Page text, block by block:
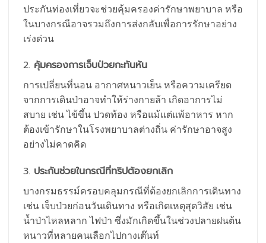
ประกันท่องเที่ยวจะช่วยคุ้มครองค่ารักษาพยาบาล หรือ
ในบางกรณีอาจรวมถึงการส่งกลับเพื่อการรักษาอย่าง
เร่งด่วน
2. คุ้มครองการเจ็บป่วยกะทันหัน
การเปลี่ยนที่นอน อากาศหนาวเย็น หรือความเครียด
จากการเดินป่าอาจทำให้ร่างกายล้า เกิดอาการไม่
สบาย เช่น ไข้ขึ้น ปวดท้อง หรือแม้แต่แพ้อาหาร หาก
ต้องเข้ารักษาในโรงพยาบาลต่างถิ่น ค่ารักษาอาจสูง
อย่างไม่คาดคิด
3. ประกันช่วยในกรณีที่ทริปต้องยกเลิก
บางกรมธรรม์ครอบคลุมกรณีที่ต้องยกเลิกการเดินทาง
เช่น เจ็บป่วยก่อนวันเดินทาง หรือเกิดเหตุสุดวิสัย เช่น
น้ำป่าไหลหลาก ไฟป่า ซึ่งมักเกิดขึ้นในช่วงปลายฝนต้น
หนาวที่หลายคนเลือกไปกางเต๊นท์